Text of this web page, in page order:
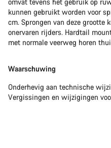
omvat tevens het gebruik op
kunnen gebruikt worden voor
cm. Sprongen van deze grootte
onervaren rijders. Hardtail
met normale veerweg horen
Waarschuwing
Onderhevig aan technische
Vergissingen en wijzigingen